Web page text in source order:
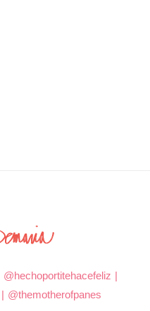
@hechoportitehacefeliz |
| @themotherofpanes